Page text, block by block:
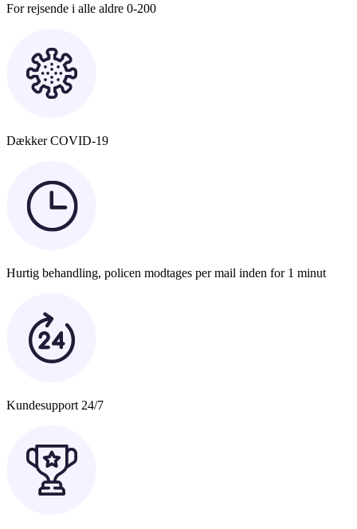
For rejsende i alle aldre 0-200
Dækker COVID-19
Hurtig behandling, policen modtages per mail inden for 1 minut
Kundesupport 24/7